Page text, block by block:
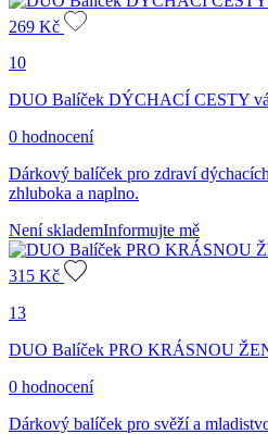
269 Kč
10
DUO Balíček DÝCHACÍ CESTY
0 hodnocení
Dárkový balíček pro zdraví
zhluboka a naplno.
Není sklademInformujte mě
315 Kč
13
DUO Balíček PRO KRÁSNOU
0 hodnocení
Dárkový balíček pro svěží a